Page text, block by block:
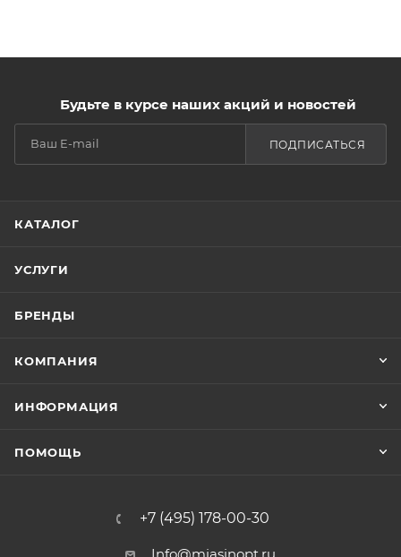
Будьте в курсе наших акций и новостей
ПОДПИСАТЬСЯ
КАТАЛОГ
УСЛУГИ
БРЕНДЫ
КОМПАНИЯ
ИНФОРМАЦИЯ
ПОМОЩЬ
+7 (495) 178-00-30